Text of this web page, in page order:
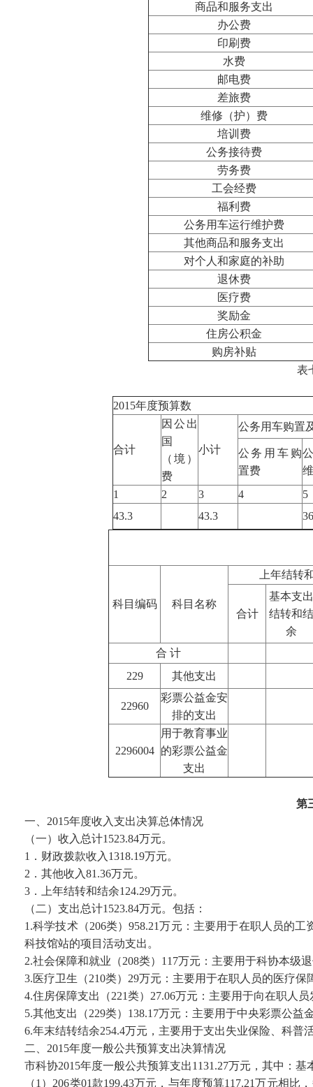
商品和服务支出
办公费
印刷费
水费
邮电费
差旅费
维修（护）费
培训费
公务接待费
劳务费
工会经费
福利费
公务用车运行维护费
其他商品和服务支出
对个人和家庭的补助
退休费
医疗费
奖励金
住房公积金
购房补贴
表
2015年度预算数
合计
因公出
国
（境）
费
小计
公务用车购置
公务用车购
置费
1
2 3 4
5
43.3
43.3 36
科目编码 科目名称
上年结转
合计
基本支出
结转和结
余
合 计
229
其他支出
22960
彩票公益金安
排的支出
2296004
用于教育事业
的彩票公益金
支出
第
一、2015年度收入支出决算总体情况
（一）收入总计1523.84万元。
1．财政拨款收入1318.19万元。
2．其他收入81.36万元。
3．上年结转和结余124.29万元。
（二）支出总计1523.84万元。包括：
1.科学技术（206类）958.21万元：主要用于在职人员的
科技馆站的项目活动支出。
2.社会保障和就业（208类）117万元：主要用于科协本级
3.医疗卫生（210类）29万元：主要用于在职人员的医疗保
4.住房保障支出（221类）27.06万元：主要用于向在职人
5.其他支出（229类）138.17万元：主要用于中央彩票公
6.年末结转结余254.4万元，主要用于支出失业保险、科
二、2015年度一般公共预算支出决算情况
市科协2015年度一般公共预算支出1131.27万元，其中：基
（1）206类01款199.43万元，与年度预算117.21万元相